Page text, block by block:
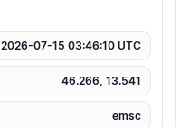
2026-07-15 03:46:10 UTC
46.266, 13.541
emsc